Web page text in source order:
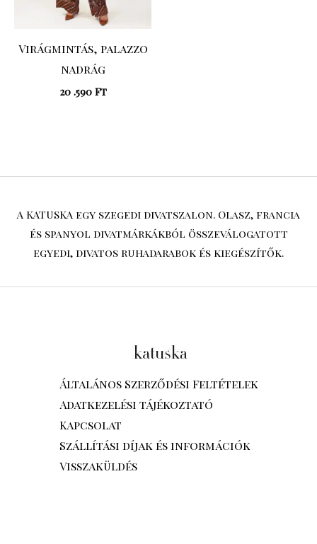
Virágmintás, palazzo
nadrág
20 .590 Ft
A KATUSKA egy szegedi divatszalon. Olasz, francia
és spanyol divatmárkákból összeválogatott
egyedi, divatos ruhadarabok és kiegészítők.
Általános Szerződési Feltételek
Adatkezelési tájékoztató
Kapcsolat
Szállítási díjak és információk
Visszaküldés